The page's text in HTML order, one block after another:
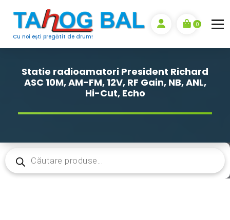
conținut
Cu noi ești pregătit de drum!
0
Statie radioamatori President Richard
ASC 10M, AM-FM, 12V, RF Gain, NB, ANL,
Hi-Cut, Echo
Products
search